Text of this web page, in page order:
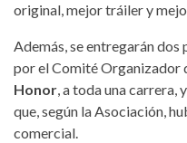
original, mejor tráiler y
Además, se entregarán
por el Comité Organizador
Honor, a toda una carrera,
que, según la Asociación,
comercial.